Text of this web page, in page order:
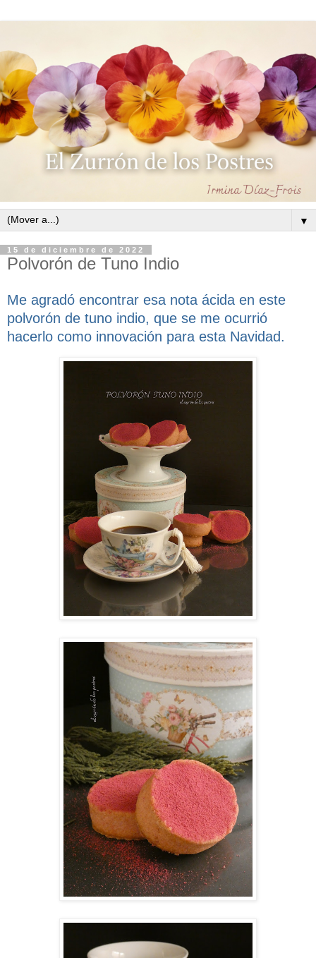
▼
15 de diciembre de 2022
Polvorón de Tuno Indio
Me agradó encontrar esa nota ácida en este
polvorón de tuno indio, que se me ocurrió
hacerlo como innovación para esta Navidad.